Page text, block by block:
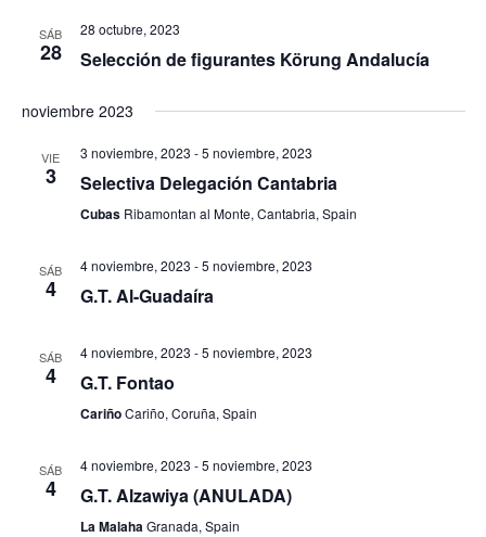
SÁB
28
28 octubre, 2023
Selección de figurantes Körung Andalucía
noviembre 2023
VIE
3
3 noviembre, 2023 -5 noviembre, 2023
Selectiva Delegación Cantabria
Cubas Ribamontan al Monte, Cantabria, Spain
SÁB
4
4 noviembre, 2023 -5 noviembre, 2023
G.T. Al-Guadaíra
SÁB
4
4 noviembre, 2023 -5 noviembre, 2023
G.T. Fontao
CariñoCariño, Coruña, Spain
SÁB
4
4 noviembre, 2023 -5 noviembre, 2023
G.T. Alzawiya (ANULADA)
La MalahaGranada, Spain